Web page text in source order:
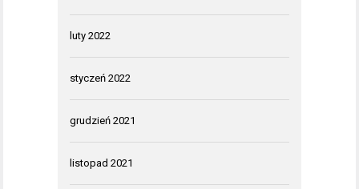
luty 2022
styczeń 2022
grudzień 2021
listopad 2021